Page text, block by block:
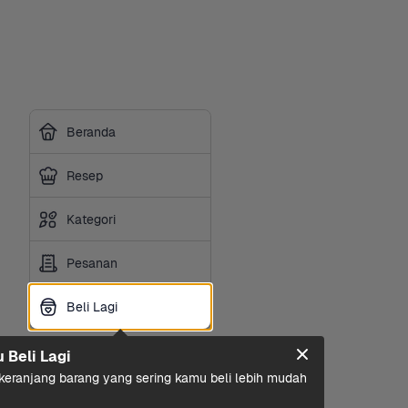
Beranda
Resep
Kategori
Pesanan
Beli Lagi
Beli Lagi
Beli Lagi
barang yang sering kamu beli lebih mudah